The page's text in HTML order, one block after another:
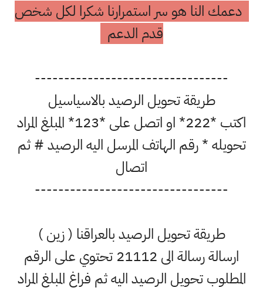
دعمك النا هو سر استمرارنا شكرا لكل شخص
قدم الدعم
---------------------------------
طريقة تحويل الرصيد بالاسياسيل
اكتب *222* او اتصل على *123* المبلغ المراد
تحويله * رقم الهاتف المرسل اليه الرصيد # ثم
اتصال
---------------------------------
طريقة تحويل الرصيد بالعراقنا ( زين )
ارسالة رسالة الى 21112 تحتوي على الرقم
المطلوب تحويل الرصيد اليه ثم فراغ المبلغ المراد